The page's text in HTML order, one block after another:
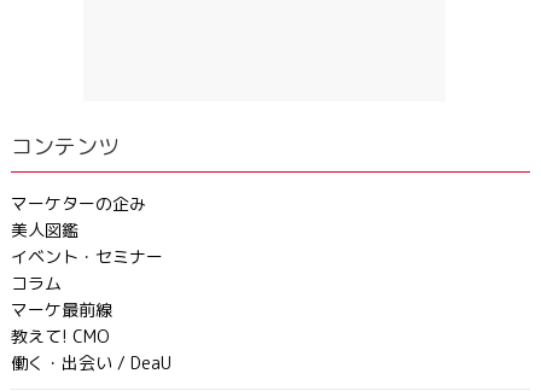
コンテンツ
マーケターの企み
美人図鑑
イベント・セミナー
コラム
マーケ最前線
教えて! CMO
働く・出会い / DeaU